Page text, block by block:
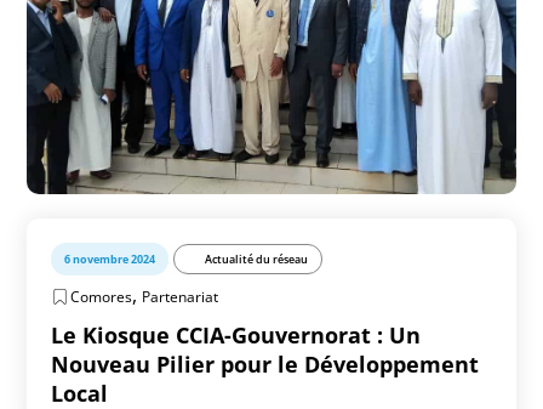
6 novembre 2024 Actualité du réseau
Comores, Partenariat
Le Kiosque CCIA-Gouvernorat : Un
Nouveau Pilier pour le Développement
Local